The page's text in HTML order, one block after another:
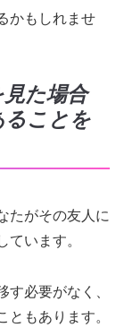
かもしれませ
た場合
ることを
たがその友人に
ています。
必要がなく、
もあります。